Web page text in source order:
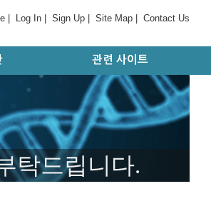
Log In Sign Up Site Map Contact Us
관련 사이트
대학 및 병원
학회/협회
기관/연구소
국외 사이트
탁드립니다.